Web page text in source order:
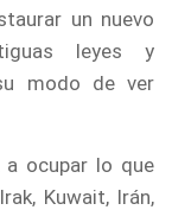
un nuevo
leyes y
modo de ver
a ocupar lo que
Kuwait, Irán,